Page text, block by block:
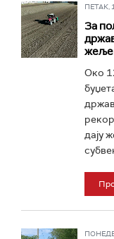
ПЕТАК,
За
Око
дају